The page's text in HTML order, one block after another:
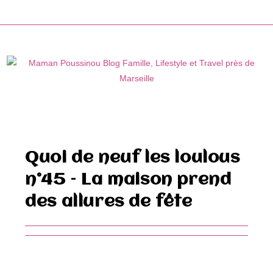
Quoi de neuf les loulous
n°45 – La maison prend
des allures de fête